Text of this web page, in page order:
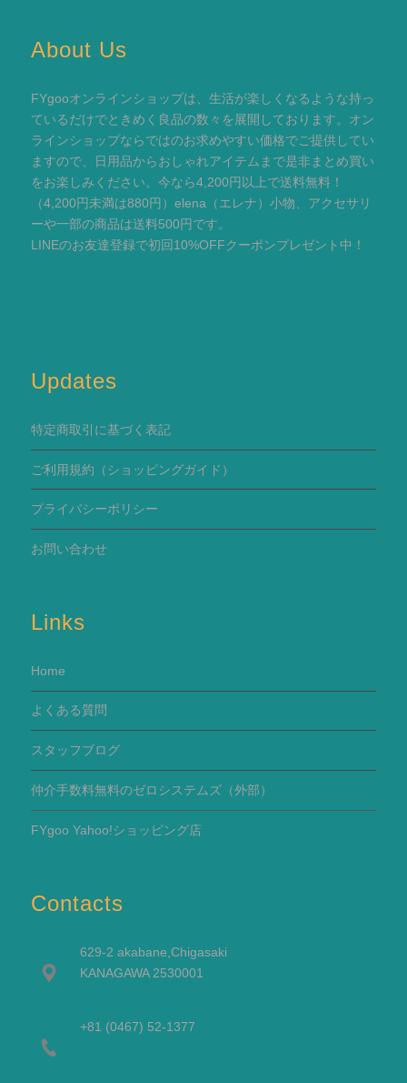
About Us
FYgooオンラインショップは、生活が楽しくなるような持っ
ているだけでときめく良品の数々を展開しております。オン
ラインショップならではのお求めやすい価格でご提供してい
ますので、日用品からおしゃれアイテムまで是非まとめ買い
をお楽しみください。今なら4,200円以上で送料無料！
（4,200円未満は880円）elena（エレナ）小物、アクセサリ
ーや一部の商品は送料500円です。
LINEのお友達登録で初回10%OFFクーポンプレゼント中！
Updates
特定商取引に基づく表記
ご利用規約 （ショッピングガイド）
プライバシーポリシー
お問い合わせ
Links
Home
よくある質問
スタッフブログ
仲介手数料無料のゼロシステムズ（外部）
FYgoo Yahoo!ショッピング店
Contacts
629-2 akabane,Chigasaki
KANAGAWA 2530001
+81 (0467) 52-1377